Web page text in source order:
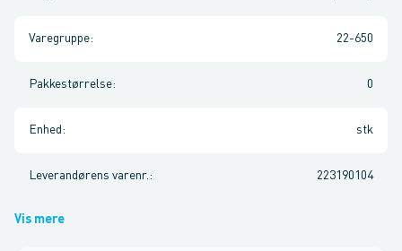
Varegruppe: 22-650
Pakkestørrelse: 0
Enhed : stk
Leverandørens varenr. : 223190104
Vis mere